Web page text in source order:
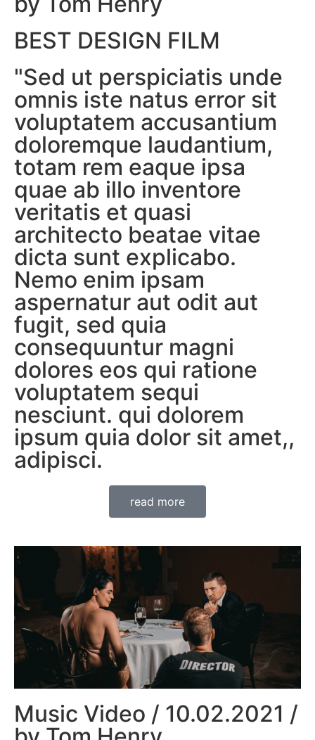
BEST DESIGN FILM
"Sed ut perspiciatis unde
omnis iste natus error sit
voluptatem accusantium
doloremque laudantium,
totam rem eaque ipsa
quae ab illo inventore
veritatis et quasi
architecto beatae vitae
dicta sunt explicabo.
Nemo enim ipsam
aspernatur aut odit aut
fugit, sed quia
consequuntur magni
dolores eos qui ratione
voluptatem sequi
nesciunt. qui dolorem
ipsum quia dolor sit amet,,
adipisci.
read more
Music Video / 10.02.2021 /